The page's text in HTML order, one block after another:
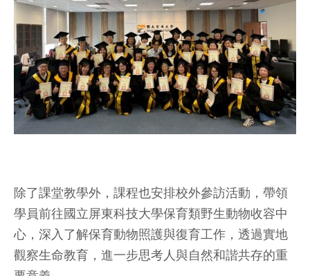
除了課堂教學外，課程也安排校外參訪活動，帶領
學員前往國立屏東科技大學保育類野生動物收容中
心，深入了解保育動物照護與復育工作，透過實地
觀察生命教育，進一步思考人與自然和諧共存的重